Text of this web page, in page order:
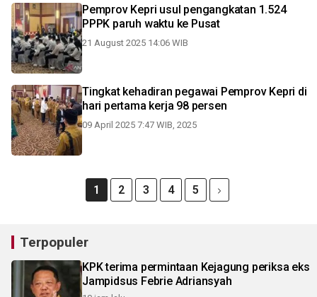
Pemprov Kepri usul pengangkatan 1.524
PPPK paruh waktu ke Pusat
21 August 2025 14:06 WIB
Tingkat kehadiran pegawai Pemprov Kepri di
hari pertama kerja 98 persen
09 April 2025 7:47 WIB, 2025
1 2 3 4 5
Terpopuler
KPK terima permintaan Kejagung periksa eks
Jampidsus Febrie Adriansyah